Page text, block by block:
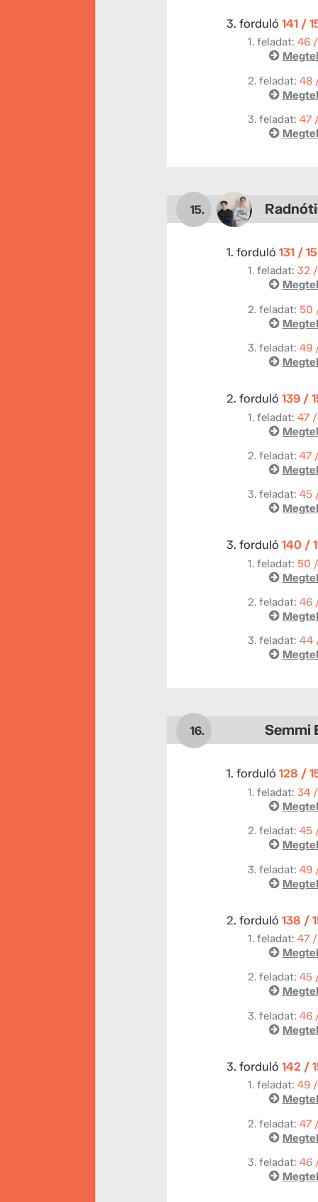
3. forduló 141 /
1. feladat: 46
2. feladat: 48
3. feladat: 47
15.
1. forduló 131 /
1. feladat: 32
2. feladat: 50
3. feladat: 49
2. forduló 139 /
1. feladat: 47
2. feladat: 47
3. feladat: 45
3. forduló 140 /
1. feladat: 50
2. feladat: 46
3. feladat: 44
16. Semmi
1. forduló 128 /
1. feladat: 34
2. feladat: 45
3. feladat: 49
2. forduló 138 /
1. feladat: 47
2. feladat: 45
3. feladat: 46
3. forduló 142 /
1. feladat: 49
2. feladat: 47
3. feladat: 46